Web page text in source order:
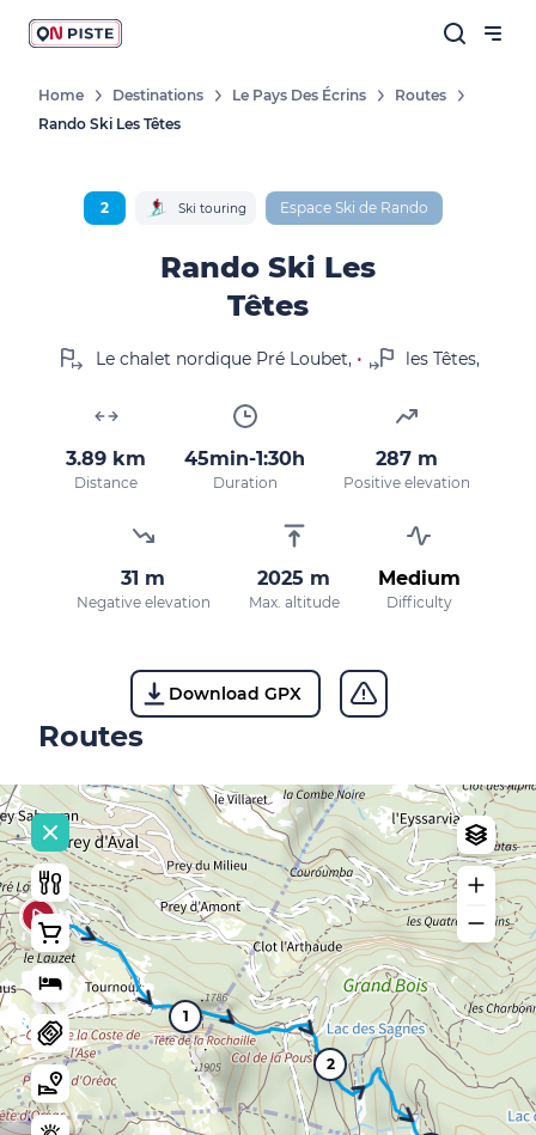
races, don't miss a thing!
By entering your email address, you agree to
receive our marketing offers in accordance
with ourprivacy policy.
Home Destinations Le Pays Des Écrins
Routes
Rando Ski Les Têtes
2 Ski touring Espace Ski de Rando
Rando Ski Les
Têtes
Le chalet nordique Pré Loubet, • les Têtes,
3.89 km
Distance
45min-1:30h
Duration
287 m
Positive elevation
31 m
Negative elevation
2025 m
Max. altitude
Medium
Difficulty
Download GPX
Routes
1
2